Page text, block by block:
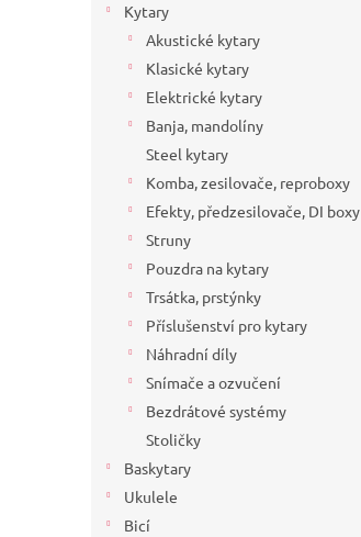
Kytary
Akustické kytary
Klasické kytary
Elektrické kytary
Banja, mandolíny
Steel kytary
Komba, zesilovače, reproboxy
Efekty, předzesilovače, DI boxy
Struny
Pouzdra na kytary
Trsátka, prstýnky
Příslušenství pro kytary
Náhradní díly
Snímače a ozvučení
Bezdrátové systémy
Stoličky
Baskytary
Ukulele
Bicí